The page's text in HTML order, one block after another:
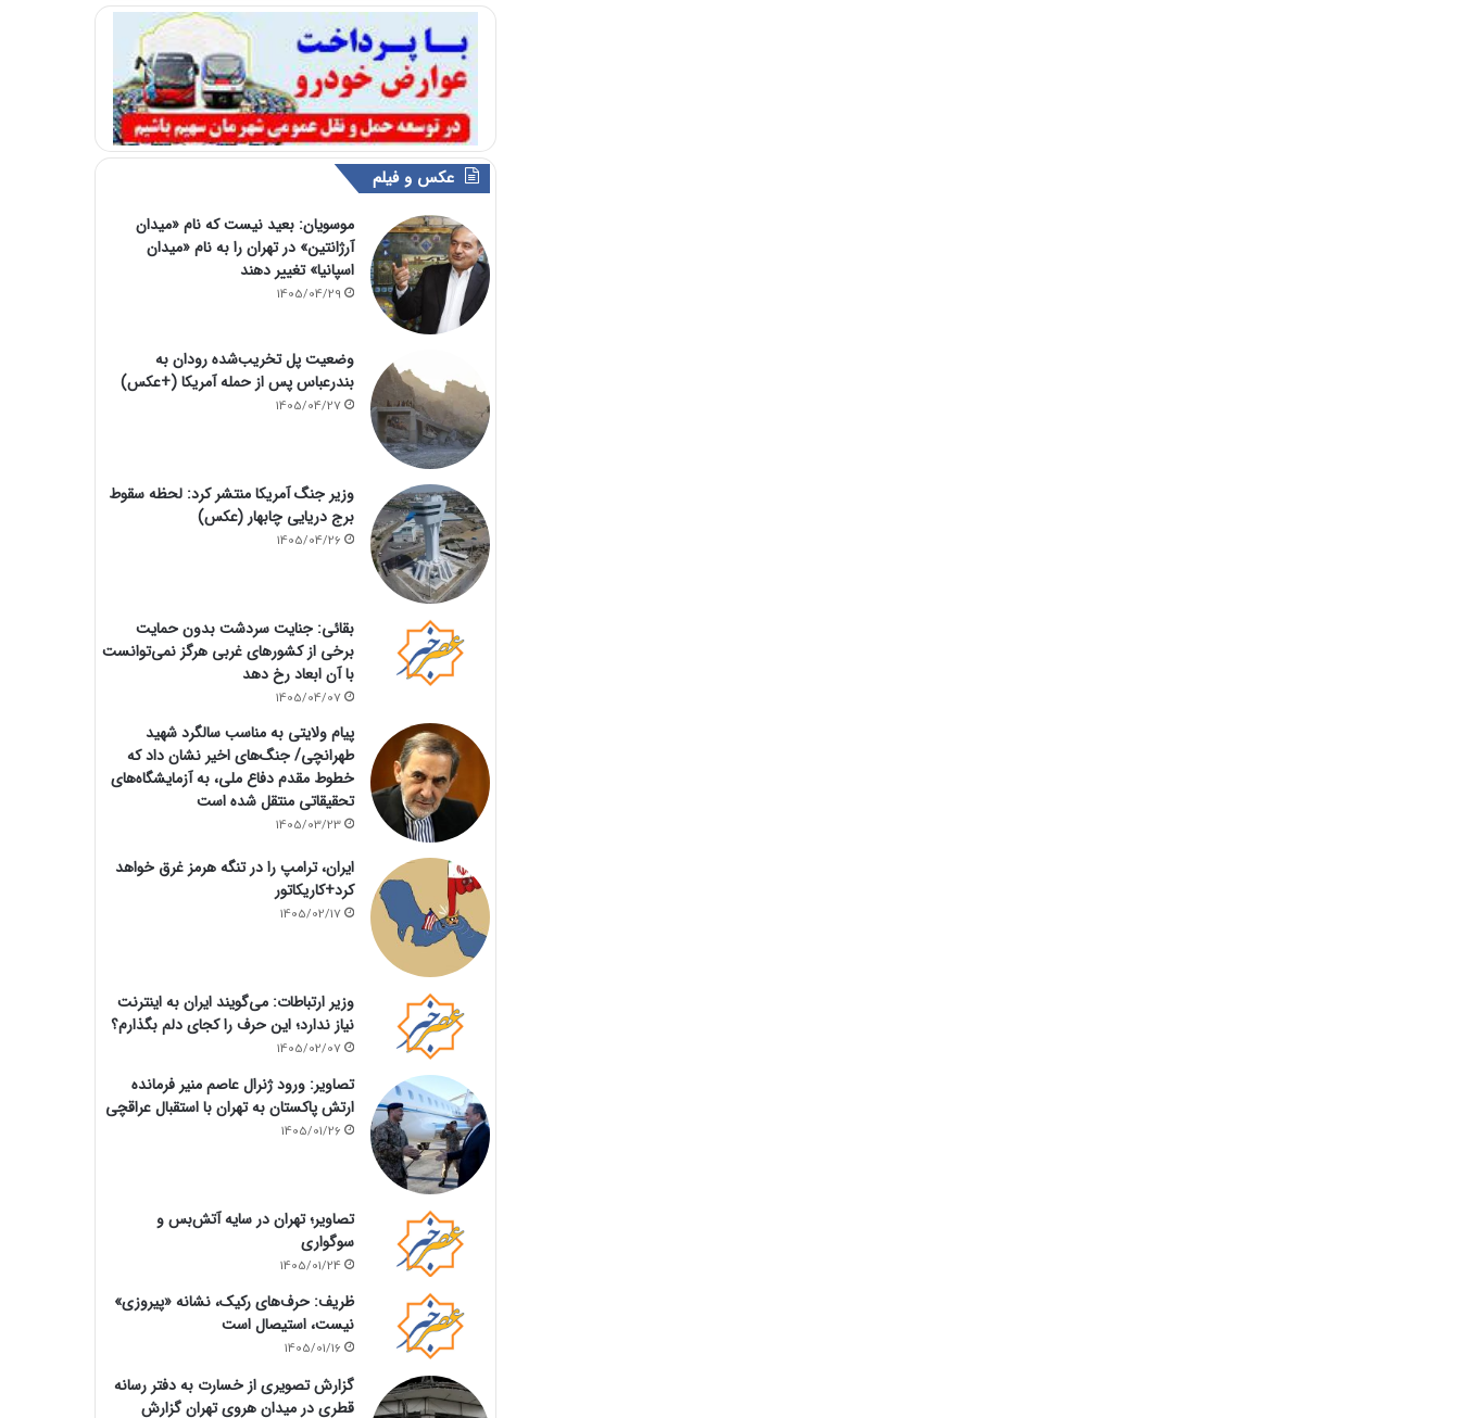
عکس و فیلم
موسویان: بعید نیست که نام «میدان
آرژانتین» در تهران را به نام «میدان
اسپانیا» تغییر دهند
1405/04/29
وضعیت پل تخریب‌شده رودان به
بندرعباس پس از حمله آمریکا (+عکس)
1405/04/27
وزیر جنگ آمریکا منتشر کرد: لحظه سقوط
برج دریایی چابهار (عکس)
1405/04/26
بقائی: جنایت سردشت بدون حمایت
برخی از کشورهای غربی هرگز نمی‌توانست
با آن ابعاد رخ دهد
1405/04/07
پیام ولایتی به مناسب سالگرد شهید
طهرانچی/ جنگ‌های اخیر نشان داد که
خطوط مقدم دفاع ملی، به آزمایشگاه‌های
تحقیقاتی منتقل شده است
1405/03/23
ایران، ترامپ را در تنگه هرمز غرق خواهد
کرد+کاریکاتور
1405/02/17
وزیر ارتباطات: می‌گویند ایران به اینترنت
نیاز ندارد؛ این حرف را کجای دلم بگذارم؟
1405/02/07
تصاویر: ورود ژنرال عاصم منیر فرمانده
ارتش پاکستان به تهران با استقبال عراقچی
1405/01/26
تصاویر؛ تهران در سایه آتش‌بس و
سوگواری
1405/01/24
ظریف: حرف‌های رکیک، نشانه «پیروزی»
نیست، استیصال است
1405/01/16
گزارش تصویری از خسارت به دفتر رسانه
قطری در میدان هروی تهران گزارش